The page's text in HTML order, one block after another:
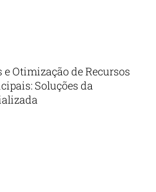
e Otimização de Recursos
Soluções da